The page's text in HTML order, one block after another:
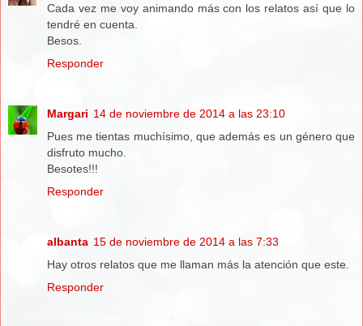
Cada vez me voy animando más con los relatos así que lo
tendré en cuenta.
Besos.
Responder
Margari 14 de noviembre de 2014 a las 23:10
Pues me tientas muchísimo, que además es un género que
disfruto mucho.
Besotes!!!
Responder
albanta 15 de noviembre de 2014 a las 7:33
Hay otros relatos que me llaman más la atención que este.
Responder